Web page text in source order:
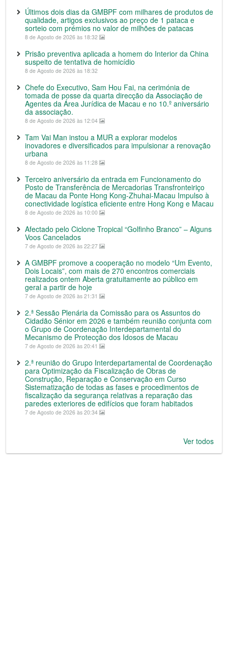
Últimos dois dias da GMBPF com milhares de produtos de
qualidade, artigos exclusivos ao preço de 1 pataca e
sorteio com prémios no valor de milhões de patacas
8 de Agosto de 2026 às 18:32
Prisão preventiva aplicada a homem do Interior da China
suspeito de tentativa de homicídio
8 de Agosto de 2026 às 18:32
Chefe do Executivo, Sam Hou Fai, na cerimónia de
tomada de posse da quarta direcção da Associação de
Agentes da Área Jurídica de Macau e no 10.º aniversário
da associação.
8 de Agosto de 2026 às 12:04
Tam Vai Man instou a MUR a explorar modelos
inovadores e diversificados para impulsionar a renovação
urbana
8 de Agosto de 2026 às 11:28
Terceiro aniversário da entrada em Funcionamento do
Posto de Transferência de Mercadorias Transfronteiriço
de Macau da Ponte Hong Kong-Zhuhai-Macau Impulso à
conectividade logística eficiente entre Hong Kong e Macau
8 de Agosto de 2026 às 10:00
Afectado pelo Ciclone Tropical “Golfinho Branco” – Alguns
Voos Cancelados
7 de Agosto de 2026 às 22:27
A GMBPF promove a cooperação no modelo “Um Evento,
Dois Locais”, com mais de 270 encontros comerciais
realizados ontem Aberta gratuitamente ao público em
geral a partir de hoje
7 de Agosto de 2026 às 21:31
2.ª Sessão Plenária da Comissão para os Assuntos do
Cidadão Sénior em 2026 e também reunião conjunta com
o Grupo de Coordenação Interdepartamental do
Mecanismo de Protecção dos Idosos de Macau
7 de Agosto de 2026 às 20:41
2.ª reunião do Grupo Interdepartamental de Coordenação
para Optimização da Fiscalização de Obras de
Construção, Reparação e Conservação em Curso
Sistematização de todas as fases e procedimentos de
fiscalização da segurança relativas a reparação das
paredes exteriores de edifícios que foram habitados
7 de Agosto de 2026 às 20:34
Ver todos